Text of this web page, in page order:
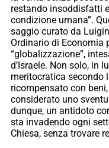
restando insoddisfatti
condizione umana”.
saggio curato da
Ordinario di Economia
“globalizzazione”,
d’Israele. Non solo, in
meritocratica secondo
ricompensato con
considerato uno
dunque, un antidoto
sta invadendo ogni
Chiesa, senza trovare